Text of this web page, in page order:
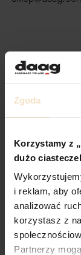
Zgoda
Korzystamy z
dużo
i reklam, aby
analizować
korzystasz z
Partnerzy